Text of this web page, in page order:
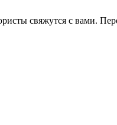
свяжутся с вами.